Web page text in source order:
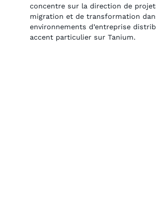
concentre sur la direction de
migration et de transformation
environnements d’entreprise
accent particulier sur Tanium.